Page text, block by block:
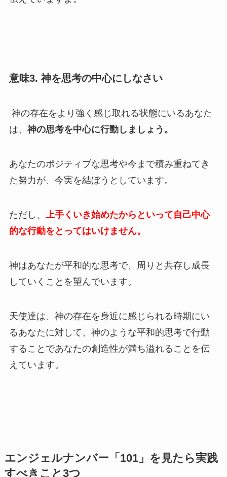
意味3. 神を思考の中心にしなさい
神の存在をより強く感じ取れる状態にいるあなた
は、 神の思考を中心に行動しましょう。
あなたのポジティブな思考や今まで積み重ねてき
た努力が、今実を結ぼうとしています。
ただし、
上手くいき始めたからといって自己中心
的な行動をとってはいけません。
神はあなたが平和的な思考で、周りと共存し成長
していくことを望んでいます。
天使達は、神の存在を身近に感じられる時期にい
るあなたに対して、神のような平和的思考で行動
することであなたの創造性が満ち溢れることを伝
えています。
エンジェルナンバー「101」を見たら実践
すべきこと3つ